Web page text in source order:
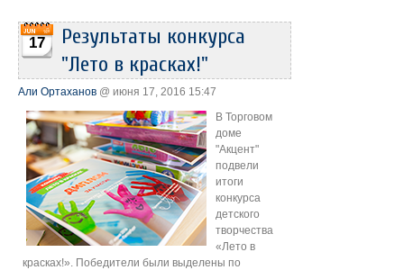
17
Результаты конкурса
"Лето в красках!"
Али Ортаханов @ июня 17, 2016 15:47
В Торговом
доме
"Акцент"
подвели
итоги
конкурса
детского
творчества
«Лето в
красках!». Победители были выделены по